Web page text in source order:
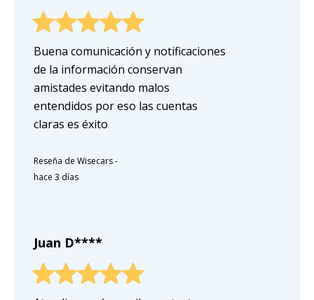
Buena comunicación y notificaciones
de la información conservan
amistades evitando malos
entendidos por eso las cuentas
claras es éxito
Reseña de Wisecars-
hace 3 días
Juan D****